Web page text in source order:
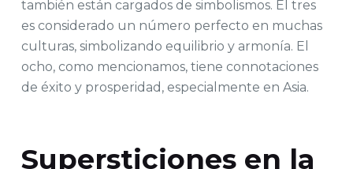
también están cargados de simbolismos. El tres
es considerado un número perfecto en muchas
culturas, simbolizando equilibrio y armonía. El
ocho, como mencionamos, tiene connotaciones
de éxito y prosperidad, especialmente en Asia.
Supersticiones en la